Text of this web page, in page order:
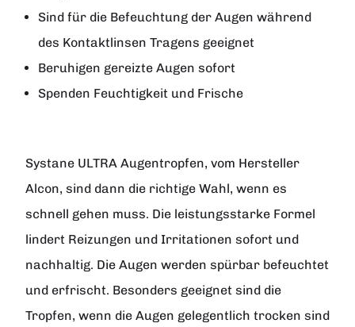
Sind für die Befeuchtung der Augen während
des Kontaktlinsen Tragens geeignet
Beruhigen gereizte Augen sofort
Spenden Feuchtigkeit und Frische
Systane ULTRA Augentropfen, vom Hersteller
Alcon, sind dann die richtige Wahl, wenn es
schnell gehen muss. Die leistungsstarke Formel
lindert Reizungen und Irritationen sofort und
nachhaltig. Die Augen werden spürbar befeuchtet
und erfrischt. Besonders geeignet sind die
Tropfen, wenn die Augen gelegentlich trocken sind